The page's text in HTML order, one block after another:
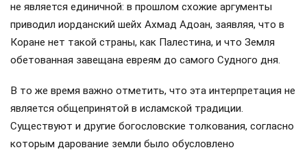
не является единичной: в прошлом схожие аргументы
приводил иорданский шейх Ахмад Адоан, заявляя, что в
Коране нет такой страны, как Палестина, и что Земля
обетованная завещана евреям до самого Судного дня.
В то же время важно отметить, что эта интерпретация не
является общепринятой в исламской традиции.
Существуют и другие богословские толкования, согласно
которым дарование земли было обусловлено